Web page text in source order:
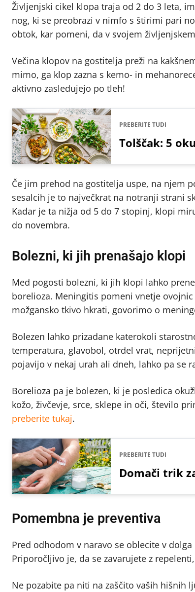
Življenjski cikel klopa traja od 2 do 3 leta,
nog, ki se preobrazi v nimfo s štirimi pari
obtok, kar pomeni, da v svojem
Večina klopov na gostitelja preži na
mimo, ga klop zazna s kemo- in
aktivno zasledujejo po tleh!
PREBERITE TUDI
Tolščak: 5
Če jim prehod na gostitelja uspe, na njem
sesalcih je to največkrat na notranji strani
Kadar je ta nižja od 5 do 7 stopinj, klopi
do novembra.
Bolezni, ki jih prenašajo klopi
Med pogosti bolezni, ki jih klopi lahko
borelioza. Meningitis pomeni vnetje
možgansko tkivo hkrati, govorimo o
Bolezen lahko prizadane katerokoli
temperatura, glavobol, otrdel vrat,
pojavijo v nekaj urah ali dneh, lahko pa se
Borelioza pa je bolezen, ki je posledica
kožo, živčevje, srce, sklepe in oči, število
preberite tukaj.
PREBERITE TUDI
Domači trik
Pomembna je preventiva
Pred odhodom v naravo se oblecite v
Priporočljivo je, da se zavarujete z
Ne pozabite pa niti na zaščito vaših